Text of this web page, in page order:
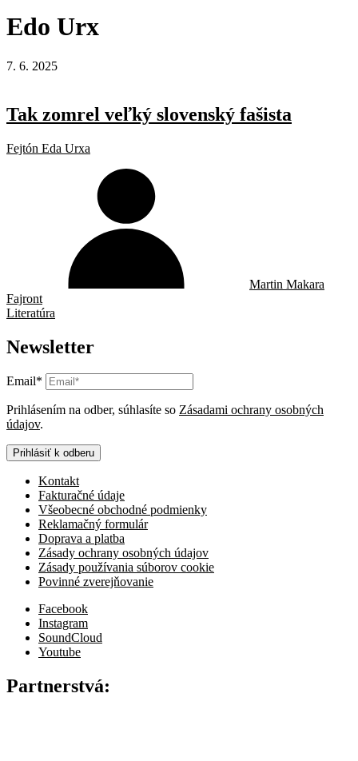
Edo Urx
7. 6. 2025
Tak zomrel veľký slovenský fašista
Fejtón Eda Urxa
Martin Makara
Fajront
Literatúra
Newsletter
Email*
Prihlásením na odber, súhlasíte so Zásadami ochrany osobných
údajov.
Prihlásiť k odberu
Kontakt
Fakturačné údaje
Všeobecné obchodné podmienky
Reklamačný formulár
Doprava a platba
Zásady ochrany osobných údajov
Zásady používania súborov cookie
Povinné zverejňovanie
Facebook
Instagram
SoundCloud
Youtube
Partnerstvá: